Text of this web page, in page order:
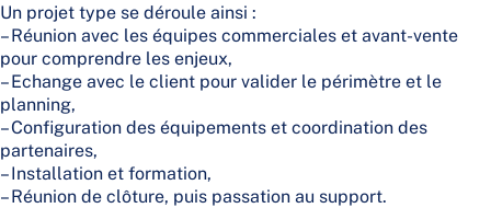
Un projet type se déroule ainsi :
– Réunion avec les équipes commerciales et avant-vente
pour comprendre les enjeux,
– Echange avec le client pour valider le périmètre et le
planning,
– Configuration des équipements et coordination des
partenaires,
– Installation et formation,
– Réunion de clôture, puis passation au support.